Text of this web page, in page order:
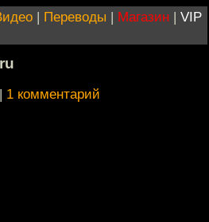
| Переводы | Магазин | VIP
| 1 комментарий